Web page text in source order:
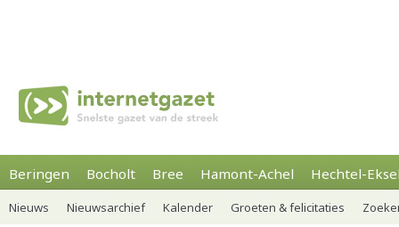
Beringen Bocholt Bree Hamont-Achel Hechtel-
Nieuws Nieuwsarchief Kalender Groeten & felicitaties